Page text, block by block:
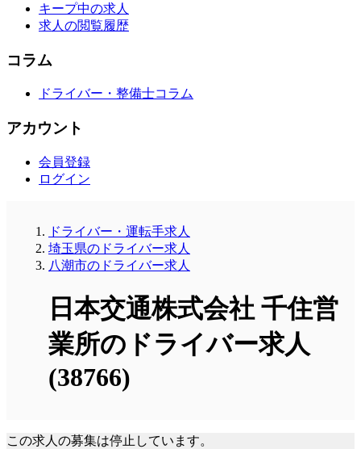
キープ中の求人
求人の閲覧履歴
コラム
ドライバー・整備士コラム
アカウント
会員登録
ログイン
ドライバー・運転手求人
埼玉県のドライバー求人
八潮市のドライバー求人
日本交通株式会社 千住営
業所のドライバー求人
(38766)
この求人の募集は停止しています。